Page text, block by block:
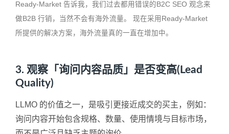
Ready-Market 告诉我，我们过去都用错误的B2C SEO 观念来
做B2B 行销，当然不会有海外流量。 现在采用Ready-Market
所提供的解决方案，海外流量真的一直在增加中。
3. 观察「询问内容品质」是否变高(Lead
Quality)
LLMO 的价值之一，是吸引更接近成交的买主，例如：
询问内容开始包含规格、数量、使用情境与目标市场，